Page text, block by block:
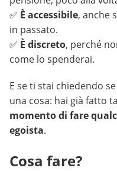
✅ È accessibile, anche
in passato.
✅ È discreto, perché
come lo spenderai.
E se ti stai chiedendo
una cosa: hai già fatto
momento di fare
egoista.
Cosa fare?